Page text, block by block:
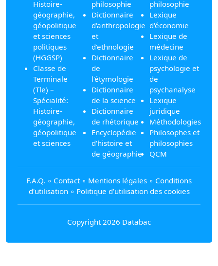
Histoire-
géographie,
géopolitique
et sciences
politiques
(HGGSP)
Classe de
Terminale
(Tle) –
Spécialité:
Histoire-
géographie,
géopolitique
et sciences
philosophie
Dictionnaire
d'anthropologie
et
d'ethnologie
Dictionnaire
de
l'étymologie
Dictionnaire
de la science
Dictionnaire
de rhétorique
Encyclopédie
d'histoire et
de géographie
philosophie
Lexique
d'économie
Lexique de
médecine
Lexique de
psychologie et
de
psychanalyse
Lexique
juridique
Méthodologies
Philosophes et
philosophies
QCM
F.A.Q. ∘ Contact ∘ Mentions légales ∘ Conditions
d'utilisation∘ Politique d’utilisation des cookies
Copyright 2026 Databac